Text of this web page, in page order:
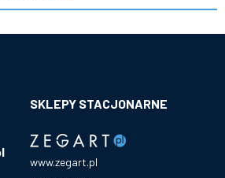
SKLEPY STACJONARNE
www.zegart.pl